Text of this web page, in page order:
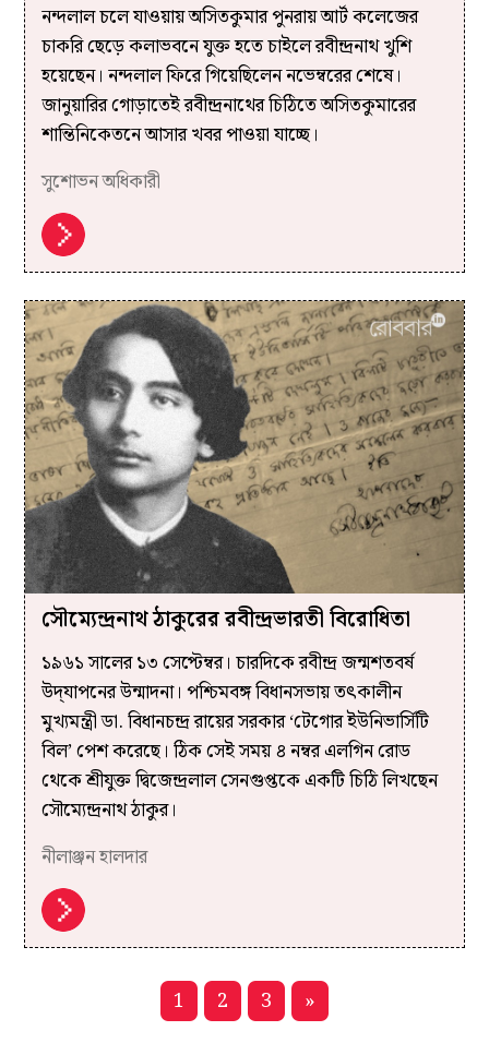
নন্দলাল চলে যাওয়ায় অসিতকুমার পুনরায় আর্ট কলেজের
চাকরি ছেড়ে কলাভবনে যুক্ত হতে চাইলে রবীন্দ্রনাথ খুশি
হয়েছেন। নন্দলাল ফিরে গিয়েছিলেন নভেম্বরের শেষে।
জানুয়ারির গোড়াতেই রবীন্দ্রনাথের চিঠিতে অসিতকুমারের
শান্তিনিকেতনে আসার খবর পাওয়া যাচ্ছে।
সুশোভন অধিকারী
সৌম্যেন্দ্রনাথ ঠাকুরের রবীন্দ্রভারতী বিরোধিতা
১৯৬১ সালের ১৩ সেপ্টেম্বর। চারদিকে রবীন্দ্র জন্মশতবর্ষ
উদ্‌যাপনের উন্মাদনা। পশ্চিমবঙ্গ বিধানসভায় তৎকালীন
মুখ্যমন্ত্রী ডা. বিধানচন্দ্র রায়ের সরকার ‘টেগোর ইউনিভার্সিটি
বিল’ পেশ করেছে। ঠিক সেই সময় ৪ নম্বর এলগিন রোড
থেকে শ্রীযুক্ত দ্বিজেন্দ্রলাল সেনগুপ্তকে একটি চিঠি লিখছেন
সৌম্যেন্দ্রনাথ ঠাকুর।
নীলাঞ্জন হালদার
1 2 3 »